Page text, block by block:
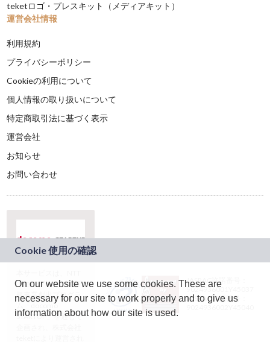
teketロゴ・プレスキット（メディアキット）
運営会社情報
利用規約
プライバシーポリシー
Cookieの利用について
個人情報の取り扱いについて
特定商取引法に基づく表示
運営会社
お知らせ
お問い合わせ
ドコモグループの新
規事業創出プログラ
ム「docomo
STARTUP」を通じて
JASRAC許諾番号：
9024936001Y45037
JASRAC許諾番号：
On our website we use some cookies. These are
necessary for our site to work properly and to give us
information about how our site is used.